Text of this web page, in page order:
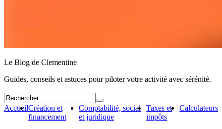
Le Blog de Clementine
Guides, conseils et astuces pour piloter votre activité avec sérénité.
AccueilCréation et
financement
Comptabilité, social
et juridique
Taxes et
impôts
Calculateurs